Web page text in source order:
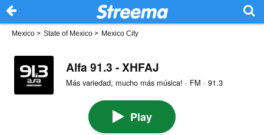
Mexico > State of Mexico > Mexico City
Alfa 91.3 - XHFAJ
Más variedad, mucho más música! · FM · 91.3
Play